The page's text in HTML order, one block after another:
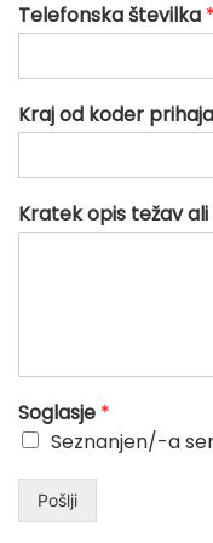
Telefonska številka *
Kraj od koder
Kratek opis težav
Soglasje *
Seznanjen/-a
Pošlji